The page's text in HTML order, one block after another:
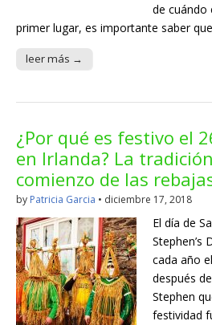
de cuándo
primer lugar, es importante saber
leer más →
¿Por qué es festivo el
en Irlanda? La
comienzo de las
by Patricia Garcia • diciembre 17, 2018
El día de
Stephen’s
cada año
después
Stephen
festividad